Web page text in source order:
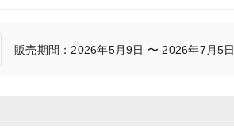
販売期間：2026年5月9日 〜 2026年7月5日